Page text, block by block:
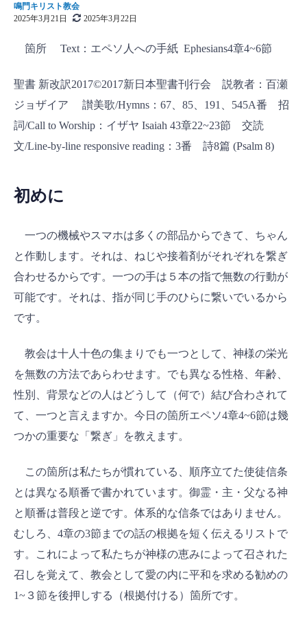
鳴門キリスト教会
2025年3月21日
2025年3月22日
箇所 Text：エペソ人への手紙 Ephesians4章4~6節
聖書 新改訳2017©2017新日本聖書刊行会 説教者：百瀬
ジョザイア 讃美歌/Hymns：67、85、191、545A番 招
詞/Call to Worship：イザヤ Isaiah 43章22~23節 交読
文/Line-by-line responsive reading：3番 詩8篇 (Psalm 8)
初めに
一つの機械やスマホは多くの部品からできて、ちゃん
と作動します。それは、ねじや接着剤がそれぞれを繋ぎ
合わせるからです。一つの手は５本の指で無数の行動が
可能です。それは、指が同じ手のひらに繋いでいるから
です。
教会は十人十色の集まりでも一つとして、神様の栄光
を無数の方法であらわせます。でも異なる性格、年齢、
性別、背景などの人はどうして（何で）結び合わされて
て、一つと言えますか。今日の箇所エペソ4章4~6節は幾
つかの重要な「繋ぎ」を教えます。
この箇所は私たちが慣れている、順序立てた使徒信条
とは異なる順番で書かれています。御霊・主・父なる神
と順番は普段と逆です。体系的な信条ではありません。
むしろ、4章の3節までの話の根拠を短く伝えるリストで
す。これによって私たちが神様の恵みによって召された
召しを覚えて、教会として愛の内に平和を求める勧めの
1~３節を後押しする（根拠付ける）箇所です。